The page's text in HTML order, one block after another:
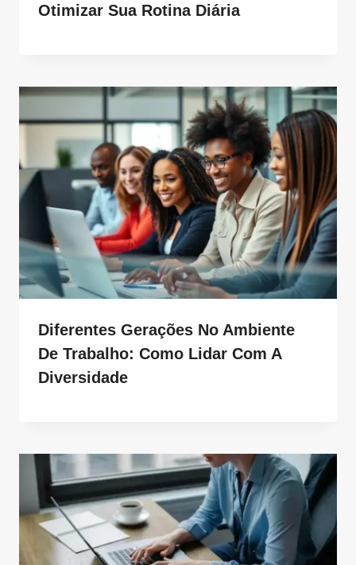
Otimizar Sua Rotina Diária
Diferentes Gerações No Ambiente
De Trabalho: Como Lidar Com A
Diversidade